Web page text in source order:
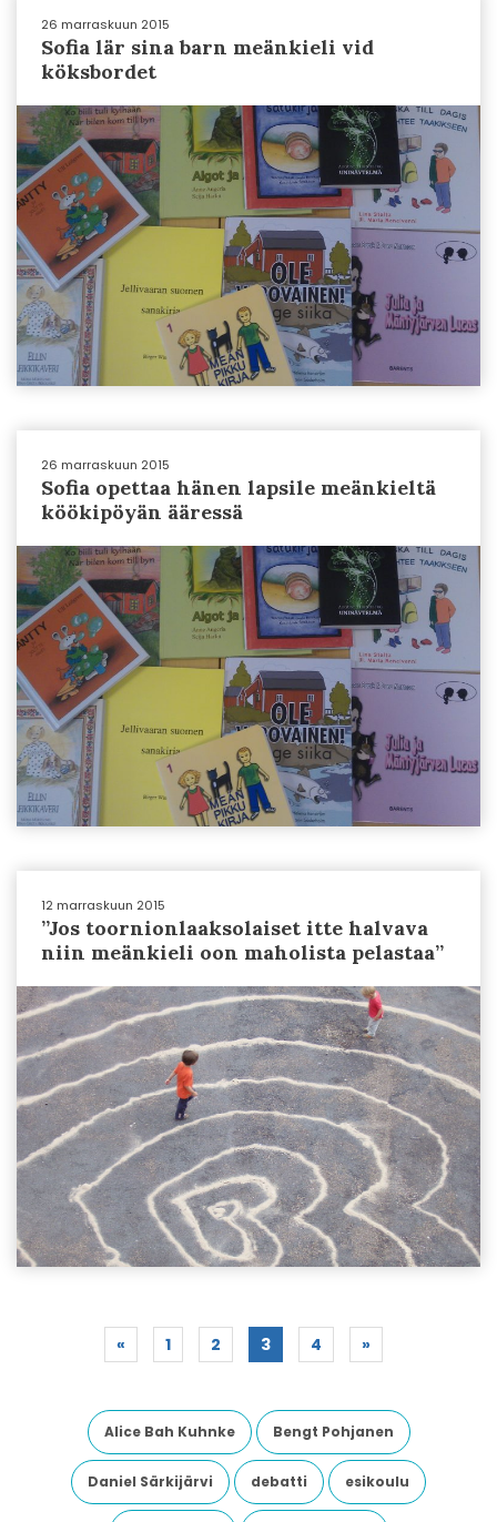
26 marraskuun 2015
Sofia lär sina barn meänkieli vid
köksbordet
26 marraskuun 2015
Sofia opettaa hänen lapsile meänkieltä
köökipöyän ääressä
12 marraskuun 2015
”Jos toornionlaaksolaiset itte halvava
niin meänkieli oon maholista pelastaa”
« 1 2 3 4 »
Alice Bah Kuhnke Bengt Pohjanen
Daniel Särkijärvi debatti esikoulu